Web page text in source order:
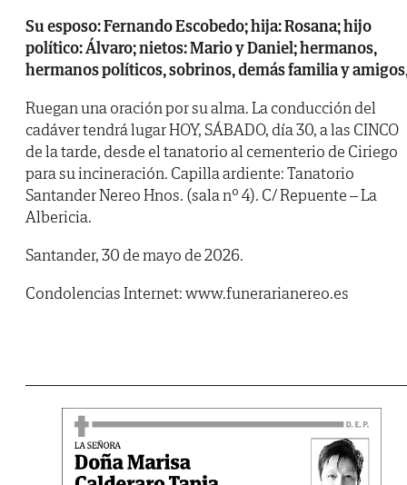
Su esposo: Fernando Escobedo; hija: Rosana; hijo
político: Álvaro; nietos: Mario y Daniel; hermanos,
hermanos políticos, sobrinos, demás familia y
Ruegan una oración por su alma. La conducción del
cadáver tendrá lugar HOY, SÁBADO, día 30, a las CINCO
de la tarde, desde el tanatorio al cementerio de Ciriego
para su incineración. Capilla ardiente: Tanatorio
Santander Nereo Hnos. (sala nº 4). C/ Repuente – La
Albericia.
Santander, 30 de mayo de 2026.
Condolencias Internet: www.funerarianereo.es